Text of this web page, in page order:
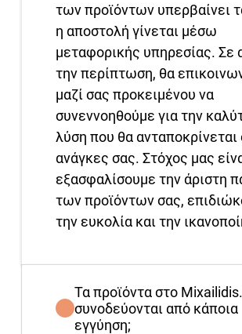
των προϊόντων υπερβαίνει
η αποστολή γίνεται μέσω
μεταφορικής υπηρεσίας. Σε
την περίπτωση, θα
μαζί σας προκειμένου να
συνεννοηθούμε για την
λύση που θα ανταποκρίνεται
ανάγκες σας. Στόχος μας
εξασφαλίσουμε την άριστη
των προϊόντων σας,
την ευκολία και την
Τα προϊόντα στο
συνοδεύονται από κάποια
εγγύηση;